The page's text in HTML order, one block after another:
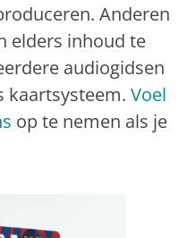
Anderen
elders inhoud te
audiogidsen
kaartsysteem. Voel
op te nemen als je